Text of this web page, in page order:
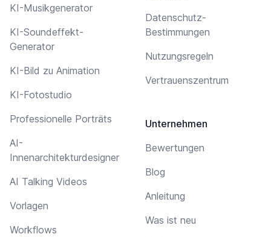
KI-Musikgenerator
KI-Soundeffekt-
Generator
KI-Bild zu Animation
KI-Fotostudio
Professionelle Porträts
AI-
Innenarchitekturdesigner
AI Talking Videos
Vorlagen
Workflows
Datenschutz-
Bestimmungen
Nutzungsregeln
Vertrauenszentrum
Unternehmen
Bewertungen
Blog
Anleitung
Was ist neu